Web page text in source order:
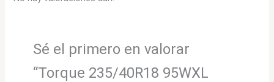
Sé el primero en valorar
“Torque 235/40R18 95WXL